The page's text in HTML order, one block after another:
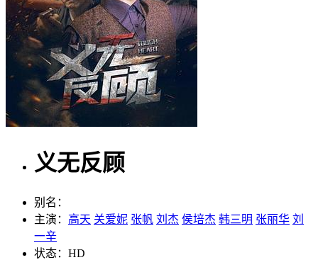
义无反顾
别名：
主演： 高天 关爱妮 张帆 刘杰 侯培杰 韩三明 张丽华 刘
一辛
状态： HD